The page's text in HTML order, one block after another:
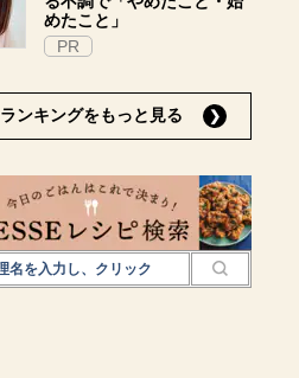
めたこと」
PR
ランキングをもっと見る